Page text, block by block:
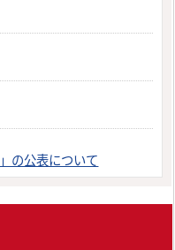
の公表について